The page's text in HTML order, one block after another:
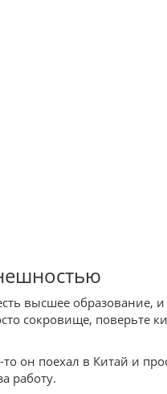
высшее образование,
сокровище, поверьте
он поехал в Китай и
работу.